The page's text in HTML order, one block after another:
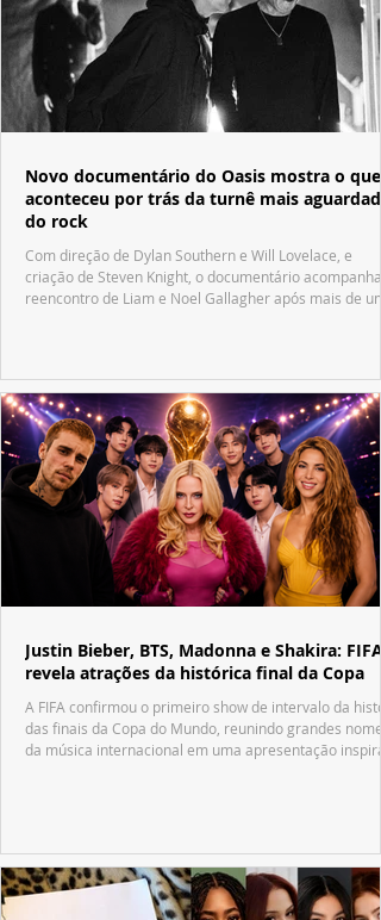
Novo documentário do Oasis mostra o que
aconteceu por trás da turnê mais aguardada
do rock
Com direção de Dylan Southern e Will Lovelace, e
criação de Steven Knight, o documentário acompanha
reencontro de Liam e Noel Gallagher após mais de
Justin Bieber, BTS, Madonna e Shakira: FIFA
revela atrações da histórica final da Copa
A FIFA confirmou o primeiro show de intervalo da
das finais da Copa do Mundo, reunindo grandes nomes
da música internacional em uma apresentação